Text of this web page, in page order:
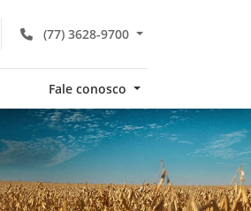
(77) 3628-9700
Fale conosco